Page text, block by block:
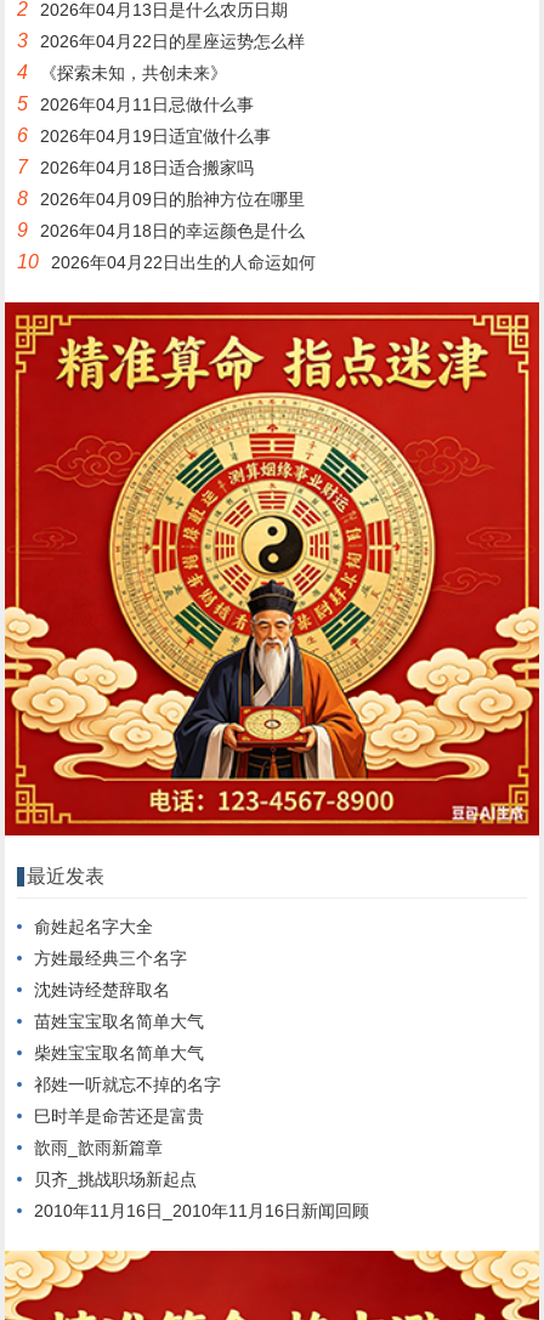
2 2026年04月13日是什么农历日期
3 2026年04月22日的星座运势怎么样
4 《探索未知，共创未来》
5 2026年04月11日忌做什么事
6 2026年04月19日适宜做什么事
7 2026年04月18日适合搬家吗
8 2026年04月09日的胎神方位在哪里
9 2026年04月18日的幸运颜色是什么
10 2026年04月22日出生的人命运如何
最近发表
俞姓起名字大全
方姓最经典三个名字
沈姓诗经楚辞取名
苗姓宝宝取名简单大气
柴姓宝宝取名简单大气
祁姓一听就忘不掉的名字
巳时羊是命苦还是富贵
歆雨_歆雨新篇章
贝齐_挑战职场新起点
2010年11月16日_2010年11月16日新闻回顾